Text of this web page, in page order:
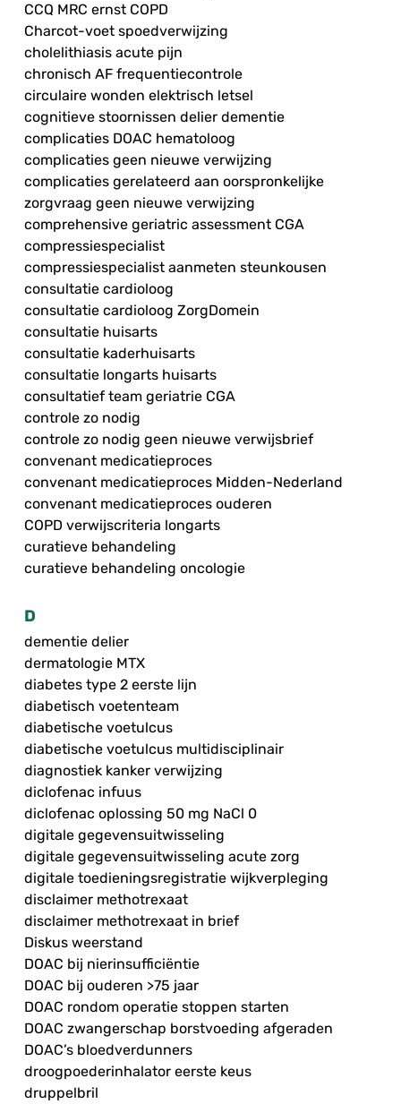
CCQ MRC ernst COPD
Charcot-voet spoedverwijzing
cholelithiasis acute pijn
chronisch AF frequentiecontrole
circulaire wonden elektrisch letsel
cognitieve stoornissen delier dementie
complicaties DOAC hematoloog
complicaties geen nieuwe verwijzing
complicaties gerelateerd aan oorspronkelijke
zorgvraag geen nieuwe verwijzing
comprehensive geriatric assessment CGA
compressiespecialist
compressiespecialist aanmeten steunkousen
consultatie cardioloog
consultatie cardioloog ZorgDomein
consultatie huisarts
consultatie kaderhuisarts
consultatie longarts huisarts
consultatief team geriatrie CGA
controle zo nodig
controle zo nodig geen nieuwe verwijsbrief
convenant medicatieproces
convenant medicatieproces Midden-Nederland
convenant medicatieproces ouderen
COPD verwijscriteria longarts
curatieve behandeling
curatieve behandeling oncologie
D
dementie delier
dermatologie MTX
diabetes type 2 eerste lijn
diabetisch voetenteam
diabetische voetulcus
diabetische voetulcus multidisciplinair
diagnostiek kanker verwijzing
diclofenac infuus
diclofenac oplossing 50 mg NaCl 0
digitale gegevensuitwisseling
digitale gegevensuitwisseling acute zorg
digitale toedieningsregistratie wijkverpleging
disclaimer methotrexaat
disclaimer methotrexaat in brief
Diskus weerstand
DOAC bij nierinsufficiëntie
DOAC bij ouderen >75 jaar
DOAC rondom operatie stoppen starten
DOAC zwangerschap borstvoeding afgeraden
DOAC’s bloedverdunners
droogpoederinhalator eerste keus
druppelbril